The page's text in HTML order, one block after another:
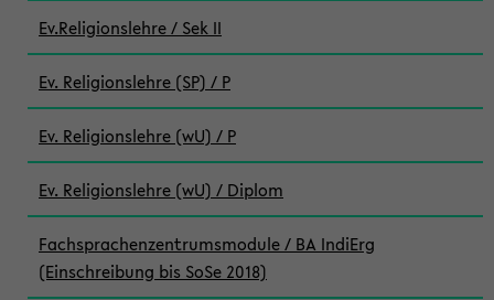
Ev.Religionslehre / Sek II
Ev. Religionslehre (SP) / P
Ev. Religionslehre (wU) / P
Ev. Religionslehre (wU) / Diplom
Fachsprachenzentrumsmodule / BA IndiErg
(Einschreibung bis SoSe 2018)